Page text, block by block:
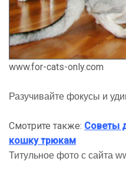
www.for-cats-only.com
Разучивайте фокусы и
Смотрите также: Советы
кошку трюкам
Титульное фото с сайта